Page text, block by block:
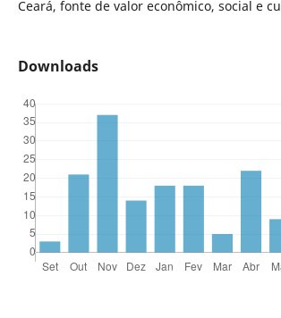
Ceará, fonte de valor econômico, social e
Downloads